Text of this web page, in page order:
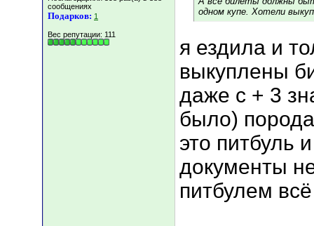
сообщениях
Подарков: 1
Вес репутации: 111
одном купе. Хотели
я ездила и
выкуплены
даже с + 3
было)
это питбуль
документы
питбулем